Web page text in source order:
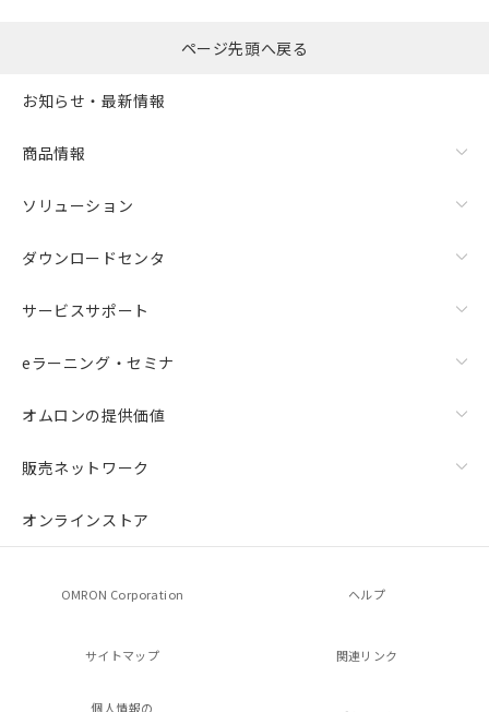
ページ先頭へ戻る
お知らせ・最新情報
商品情報
ソリューション
ダウンロードセンタ
サービスサポート
eラーニング・セミナ
オムロンの提供価値
販売ネットワーク
オンラインストア
OMRON Corporation ヘルプ
サイトマップ 関連リンク
個人情報の